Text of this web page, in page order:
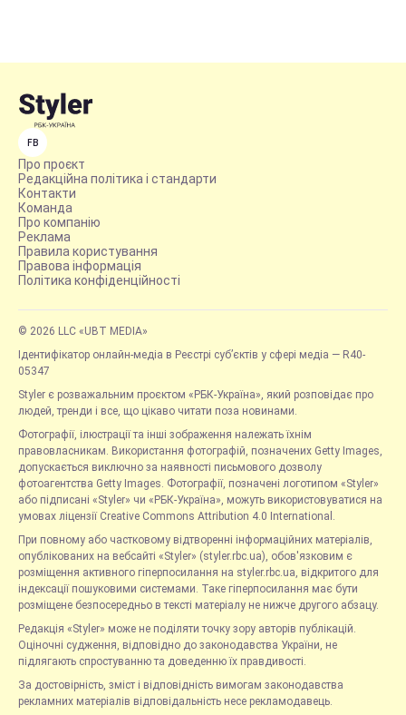
FB
Про проєкт
Редакційна політика і стандарти
Контакти
Команда
Про компанію
Реклама
Правила користування
Правова інформація
Політика конфіденційності
© 2026 LLC «UBT MEDIA»
Ідентифікатор онлайн-медіа в Реєстрі суб’єктів у сфері медіа — R40-
05347
Styler є розважальним проєктом «РБК-Україна», який розповідає про
людей, тренди і все, що цікаво читати поза новинами.
Фотографії, ілюстрації та інші зображення належать їхнім
правовласникам. Використання фотографій, позначених Getty Images,
допускається виключно за наявності письмового дозволу
фотоагентства Getty Images. Фотографії, позначені логотипом «Styler»
або підписані «Styler» чи «РБК-Україна», можуть використовуватися на
умовах ліцензії Creative Commons Attribution 4.0 International.
При повному або частковому відтворенні інформаційних матеріалів,
опублікованих на вебсайті «Styler» (styler.rbc.ua), обов'язковим є
розміщення активного гіперпосилання на styler.rbc.ua, відкритого для
індексації пошуковими системами. Таке гіперпосилання має бути
розміщене безпосередньо в тексті матеріалу не нижче другого абзацу.
Редакція «Styler» може не поділяти точку зору авторів публікацій.
Оціночні судження, відповідно до законодавства України, не
підлягають спростуванню та доведенню їх правдивості.
За достовірність, зміст і відповідність вимогам законодавства
рекламних матеріалів відповідальність несе рекламодавець.